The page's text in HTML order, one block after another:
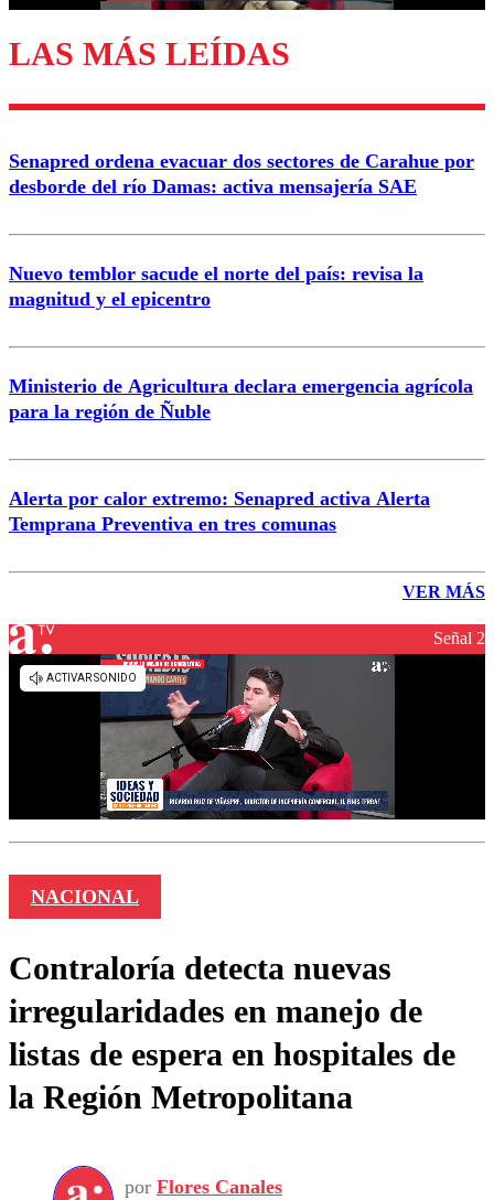
Enviar comentario
LAS MÁS LEÍDAS
Senapred ordena evacuar dos sectores de Carahue por
desborde del río Damas: activa mensajería SAE
Nuevo temblor sacude el norte del país: revisa la
magnitud y el epicentro
Ministerio de Agricultura declara emergencia agrícola
para la región de Ñuble
Alerta por calor extremo: Senapred activa Alerta
Temprana Preventiva en tres comunas
VER MÁS
Señal 2
NACIONAL
Contraloría detecta nuevas
irregularidades en manejo de
listas de espera en hospitales de
la Región Metropolitana
por Flores Canales